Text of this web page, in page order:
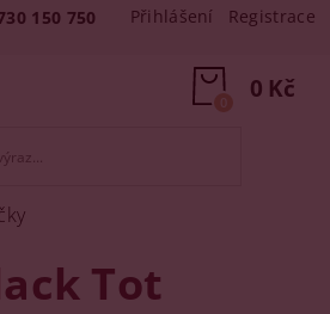
150 750 Přihlášení Registrace
0 Kč
0
Tot